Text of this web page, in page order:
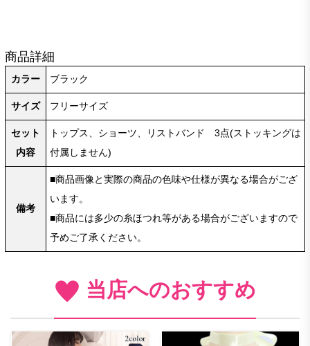
商品詳細
カラー ブラック
サイズ フリーサイズ
セット
内容
トップス、ショーツ、リストバンド 3点(ストッキングは
付属しません)
備考
■商品画像と実際の商品の色味や仕様が異なる場合がござ
います。
■商品には多少の糸ほつれ等がある場合がございますので
予めご了承ください。
当店へのおすすめ